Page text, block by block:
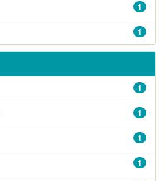
1
1
1
1
1
1